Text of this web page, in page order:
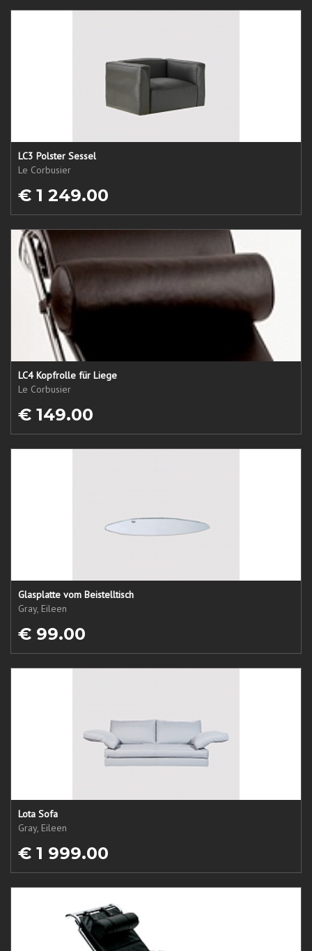
LC3 Polster Sessel
Le Corbusier
€ 1 249.00
LC4 Kopfrolle für Liege
Le Corbusier
€ 149.00
Glasplatte vom Beistelltisch
Gray, Eileen
€ 99.00
Lota Sofa
Gray, Eileen
€ 1 999.00